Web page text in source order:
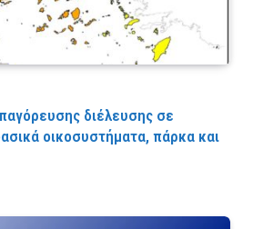
διέλευσης σε
οικοσυστήματα, πάρκα και